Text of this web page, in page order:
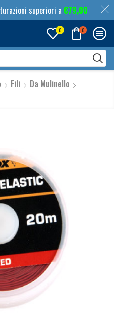
superiori a €79,00
0 0
input
Fili
Da Mulinello